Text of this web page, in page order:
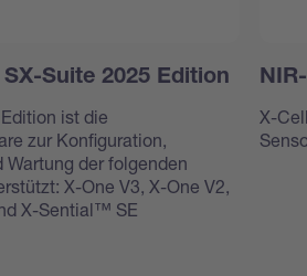
Suite 2025 Edition
ist die
zur Konfiguration,
Wartung der folgenden
X-One V3, X-One V2,
X-Sential™ SE
X-